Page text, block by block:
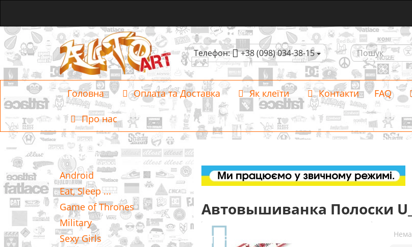
Телефон: +38 (098) 034-38-15
Головна Оплата та Доставка Як клеїти Контакти FAQ
Про нас
Категорії
Android
Eat, Sleep ...
Game of Thrones
Military
Sexy Girls
Автовышиванка Полоски
TOP